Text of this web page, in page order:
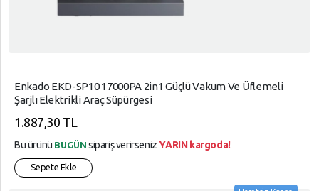
Enkado EKD-SP10 17000PA 2in1 Güçlü Vakum Ve Üflemeli
Şarjlı Elektrikli Araç Süpürgesi
1.887,30 TL
Bu ürünü BUGÜN sipariş verirsenizYARIN kargoda!
Sepete Ekle